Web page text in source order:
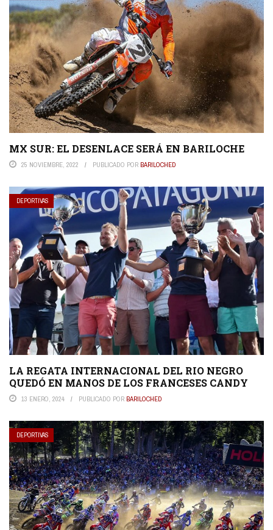
MX SUR: EL DESENLACE SERÁ EN BARILOCHE
25 NOVIEMBRE, 2022 PUBLICADO POR BARILOCHED
DEPORTIVAS
LA REGATA INTERNACIONAL DEL RIO NEGRO
QUEDÓ EN MANOS DE LOS FRANCESES CANDY
13 ENERO, 2024 PUBLICADO POR BARILOCHED
DEPORTIVAS